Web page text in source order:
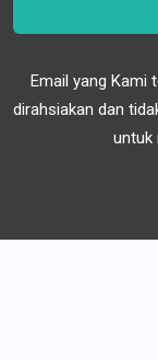
Email yang Kami
dirahsiakan dan
untuk